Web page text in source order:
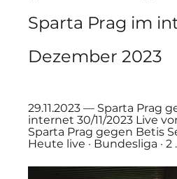
Sparta Prag im
Dezember 2023
29.11.2023 — Sparta Prag
internet 30/11/2023 Live
Sparta Prag gegen Betis
Heute live · Bundesliga · 2